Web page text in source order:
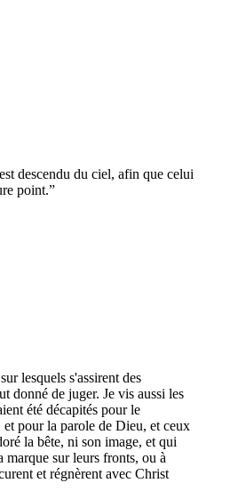
descendu du ciel, afin que celui
point.”
lesquels s'assirent des
donné de juger. Je vis aussi les
été décapités pour le
et pour la parole de Dieu, et ceux
la bête, ni son image, et qui
marque sur leurs fronts, ou à
et régnèrent avec Christ